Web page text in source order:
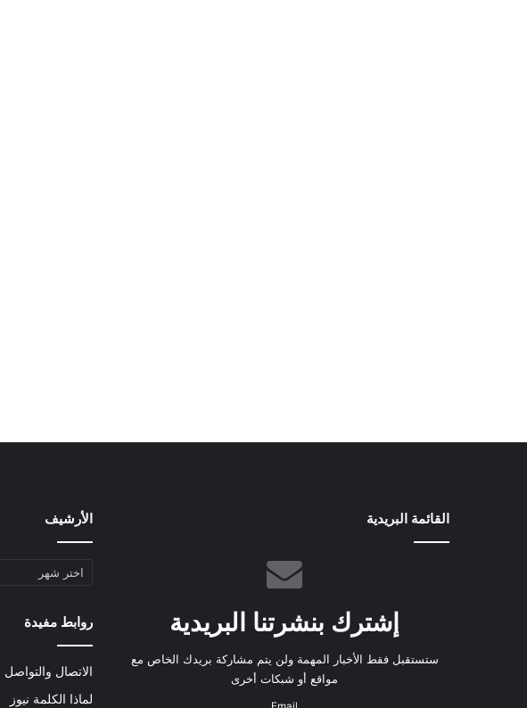
القائمة البريدية
إشترك بنشرتنا البريدية
ستستقبل فقط الأخبار المهمة ولن يتم مشاركة بريدك الخاص مع
مواقع أو شبكات أخرى
الأرشيف
الأرشيف
روابط مفيدة
الاتصال والتواصل
لماذا الكلمة نيوز